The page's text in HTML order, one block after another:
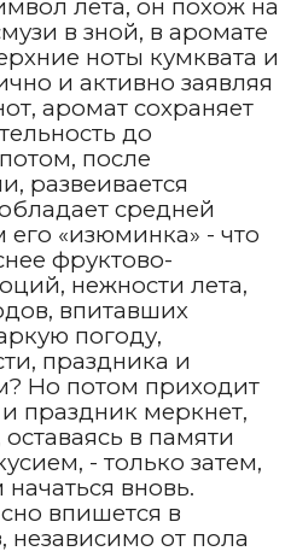
лета, он похож на
в зной, в аромате
ноты кумквата и
и активно заявляя
аромат сохраняет
до
после
развеивается
средней
его «изюминка» - что
фруктово-
нежности лета,
впитавших
погоду,
праздника и
Но потом приходит
праздник меркнет,
в памяти
- только затем,
вновь.
впишется в
от пола